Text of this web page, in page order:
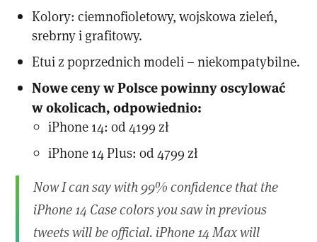
Kolory: ciemnofioletowy, wojskowa zieleń,
srebrny i grafitowy.
Etui z poprzednich modeli – niekompatybilne.
Nowe ceny w Polsce powinny oscylować
w okolicach, odpowiednio:
iPhone 14: od 4199 zł
iPhone 14 Plus: od 4799 zł
Now I can say with 99% confidence that the
iPhone 14 Case colors you saw in previous
tweets will be official. iPhone 14 Max will